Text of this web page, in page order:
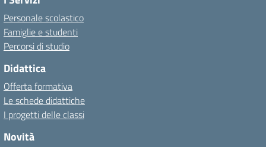
Personale scolastico
Famiglie e studenti
Percorsi di studio
Didattica
Offerta formativa
Le schede didattiche
I progetti delle classi
Novità